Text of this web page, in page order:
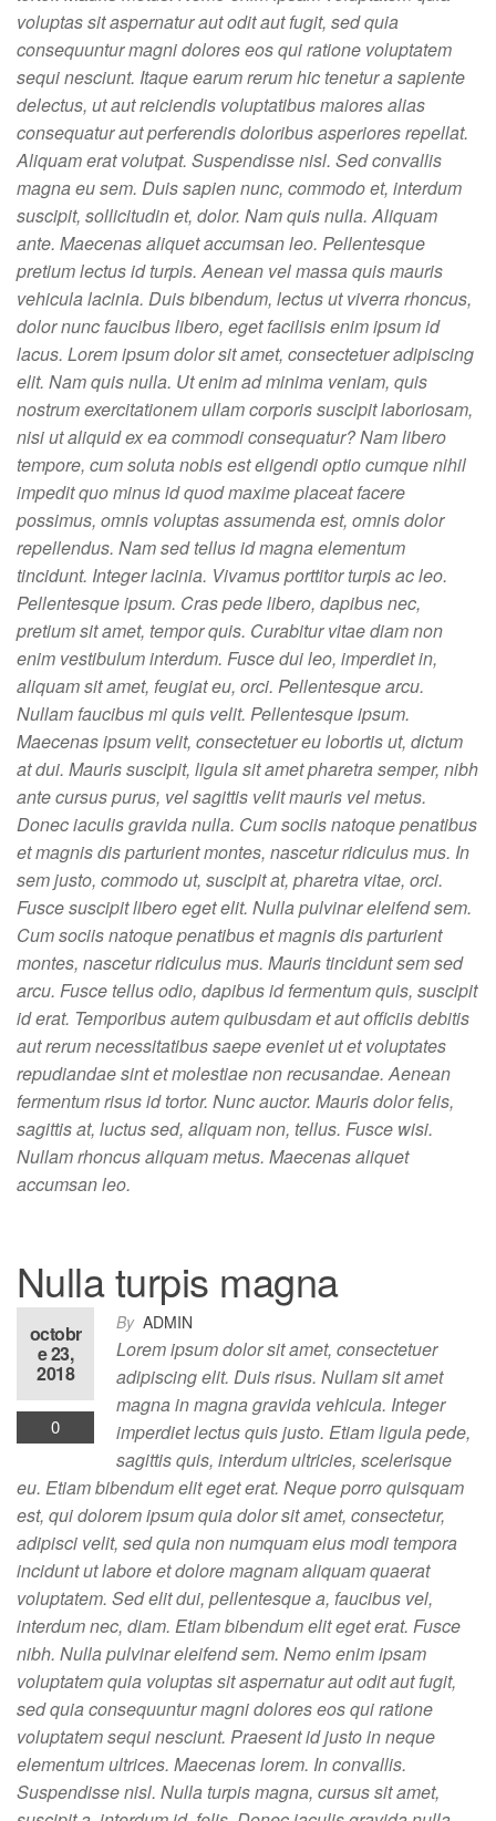
voluptas sit aspernatur aut odit aut fugit, sed quia
consequuntur magni dolores eos qui ratione voluptatem
sequi nesciunt. Itaque earum rerum hic tenetur a sapiente
delectus, ut aut reiciendis voluptatibus maiores alias
consequatur aut perferendis doloribus asperiores repellat.
Aliquam erat volutpat. Suspendisse nisl. Sed convallis
magna eu sem. Duis sapien nunc, commodo et, interdum
suscipit, sollicitudin et, dolor. Nam quis nulla. Aliquam
ante. Maecenas aliquet accumsan leo. Pellentesque
pretium lectus id turpis. Aenean vel massa quis mauris
vehicula lacinia. Duis bibendum, lectus ut viverra rhoncus,
dolor nunc faucibus libero, eget facilisis enim ipsum id
lacus. Lorem ipsum dolor sit amet, consectetuer adipiscing
elit. Nam quis nulla. Ut enim ad minima veniam, quis
nostrum exercitationem ullam corporis suscipit laboriosam,
nisi ut aliquid ex ea commodi consequatur? Nam libero
tempore, cum soluta nobis est eligendi optio cumque nihil
impedit quo minus id quod maxime placeat facere
possimus, omnis voluptas assumenda est, omnis dolor
repellendus. Nam sed tellus id magna elementum
tincidunt. Integer lacinia. Vivamus porttitor turpis ac leo.
Pellentesque ipsum. Cras pede libero, dapibus nec,
pretium sit amet, tempor quis. Curabitur vitae diam non
enim vestibulum interdum. Fusce dui leo, imperdiet in,
aliquam sit amet, feugiat eu, orci. Pellentesque arcu.
Nullam faucibus mi quis velit. Pellentesque ipsum.
Maecenas ipsum velit, consectetuer eu lobortis ut, dictum
at dui. Mauris suscipit, ligula sit amet pharetra semper, nibh
ante cursus purus, vel sagittis velit mauris vel metus.
Donec iaculis gravida nulla. Cum sociis natoque penatibus
et magnis dis parturient montes, nascetur ridiculus mus. In
sem justo, commodo ut, suscipit at, pharetra vitae, orci.
Fusce suscipit libero eget elit. Nulla pulvinar eleifend sem.
Cum sociis natoque penatibus et magnis dis parturient
montes, nascetur ridiculus mus. Mauris tincidunt sem sed
arcu. Fusce tellus odio, dapibus id fermentum quis, suscipit
id erat. Temporibus autem quibusdam et aut officiis debitis
aut rerum necessitatibus saepe eveniet ut et voluptates
repudiandae sint et molestiae non recusandae. Aenean
fermentum risus id tortor. Nunc auctor. Mauris dolor felis,
sagittis at, luctus sed, aliquam non, tellus. Fusce wisi.
Nullam rhoncus aliquam metus. Maecenas aliquet
accumsan leo.
Nulla turpis magna
By ADMIN
octobr
e 23,
2018
0
Lorem ipsum dolor sit amet, consectetuer
adipiscing elit. Duis risus. Nullam sit amet
magna in magna gravida vehicula. Integer
imperdiet lectus quis justo. Etiam ligula pede,
sagittis quis, interdum ultricies, scelerisque
eu. Etiam bibendum elit eget erat. Neque porro quisquam
est, qui dolorem ipsum quia dolor sit amet, consectetur,
adipisci velit, sed quia non numquam eius modi tempora
incidunt ut labore et dolore magnam aliquam quaerat
voluptatem. Sed elit dui, pellentesque a, faucibus vel,
interdum nec, diam. Etiam bibendum elit eget erat. Fusce
nibh. Nulla pulvinar eleifend sem. Nemo enim ipsam
voluptatem quia voluptas sit aspernatur aut odit aut fugit,
sed quia consequuntur magni dolores eos qui ratione
voluptatem sequi nesciunt. Praesent id justo in neque
elementum ultrices. Maecenas lorem. In convallis.
Suspendisse nisl. Nulla turpis magna, cursus sit amet,